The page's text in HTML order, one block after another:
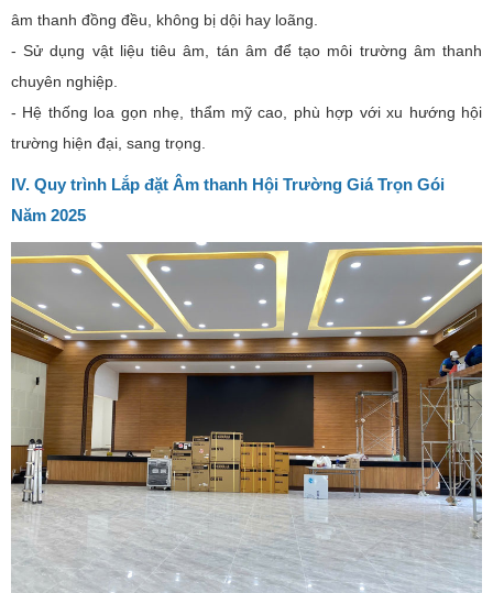
âm thanh đồng đều, không bị dội hay loãng.
- Sử dụng vật liệu tiêu âm, tán âm để tạo môi trường âm thanh
chuyên nghiệp.
- Hệ thống loa gọn nhẹ, thẩm mỹ cao, phù hợp với xu hướng hội
trường hiện đại, sang trọng.
IV. Quy trình Lắp đặt Âm thanh Hội Trường Giá Trọn Gói
Năm 2025